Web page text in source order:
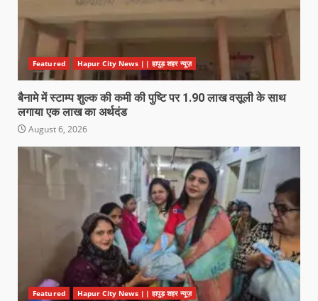
Featured Hapur City News || हापुड़ शहर न्यूज़
बैनामे में स्टाम्प शुल्क की कमी की पुष्टि पर 1.90 लाख वसूली के साथ
लगाया एक लाख का अर्थदंड
August 6, 2026
Featured Hapur City News || हापुड़ शहर न्यूज़